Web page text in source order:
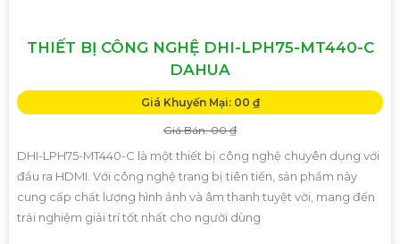
THIẾT BỊ CÔNG NGHỆ DHI-LPH75-MT440-C
DAHUA
Giá Khuyến Mại: 00 ₫
Giá Bán: 00 ₫
DHI-LPH75-MT440-C là một thiết bị công nghệ chuyên dụng với
đầu ra HDMI. Với công nghệ trang bị tiên tiến, sản phẩm này
cung cấp chất lượng hình ảnh và âm thanh tuyệt vời, mang đến
trải nghiệm giải trí tốt nhất cho người dùng